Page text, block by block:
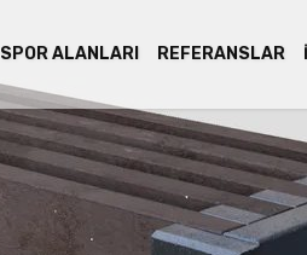
SPOR ALANLARI REFERANSLAR